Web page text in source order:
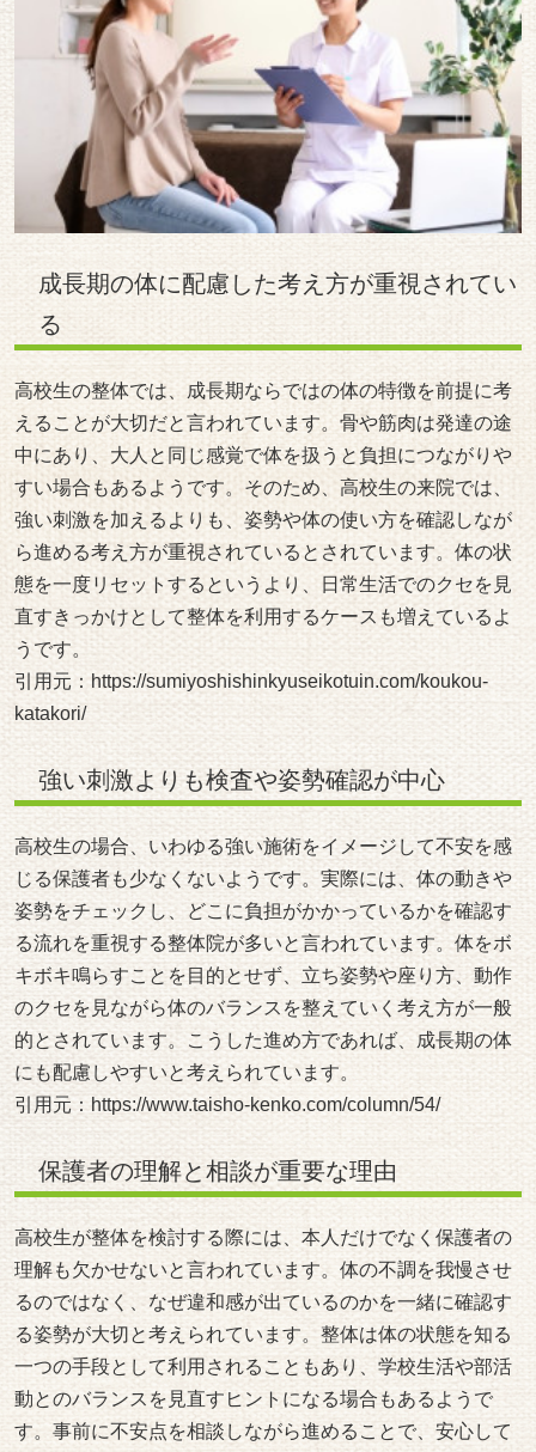
成長期の体に配慮した考え方が重視されてい
る
高校生の整体では、成長期ならではの体の特徴を前提に考
えることが大切だと言われています。骨や筋肉は発達の途
中にあり、大人と同じ感覚で体を扱うと負担につながりや
すい場合もあるようです。そのため、高校生の来院では、
強い刺激を加えるよりも、姿勢や体の使い方を確認しなが
ら進める考え方が重視されているとされています。体の状
態を一度リセットするというより、日常生活でのクセを見
直すきっかけとして整体を利用するケースも増えているよ
うです。
引用元：https://sumiyoshishinkyuseikotuin.com/koukou-
katakori/
強い刺激よりも検査や姿勢確認が中心
高校生の場合、いわゆる強い施術をイメージして不安を感
じる保護者も少なくないようです。実際には、体の動きや
姿勢をチェックし、どこに負担がかかっているかを確認す
る流れを重視する整体院が多いと言われています。体をボ
キボキ鳴らすことを目的とせず、立ち姿勢や座り方、動作
のクセを見ながら体のバランスを整えていく考え方が一般
的とされています。こうした進め方であれば、成長期の体
にも配慮しやすいと考えられています。
引用元： https://www.taisho-kenko.com/column/54/
保護者の理解と相談が重要な理由
高校生が整体を検討する際には、本人だけでなく保護者の
理解も欠かせないと言われています。体の不調を我慢させ
るのではなく、なぜ違和感が出ているのかを一緒に確認す
る姿勢が大切と考えられています。整体は体の状態を知る
一つの手段として利用されることもあり、学校生活や部活
動とのバランスを見直すヒントになる場合もあるようで
す。事前に不安点を相談しながら進めることで、安心して